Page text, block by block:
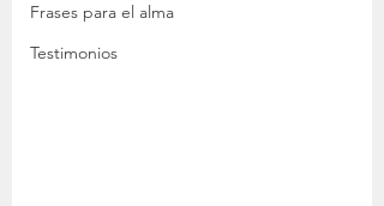
Frases para el alma
Testimonios